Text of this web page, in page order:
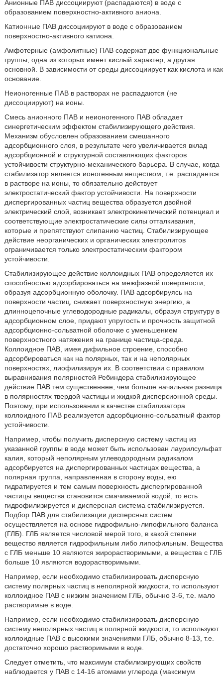
Анионные ПАВ диссоциируют (распадаются) в воде с
образованием поверхностно-активного аниона.
Катионные ПАВ диссоциируют в воде с образованием
поверхностно-активного катиона.
Амфотерные (амфолитные) ПАВ содержат две функциональные
группы, одна из которых имеет кислый характер, а другая
основной. В зависимости от среды диссоциирует как кислота и как
основание.
Неионогенные ПАВ в растворах не распадаются (не
диссоциируют) на ионы.
Смесь анионного ПАВ и неионогенного ПАВ обладает
синергетическим эффектом стабилизирующего действия.
Механизм обусловлен образованием смешанного
адсорбционного слоя, в результате чего увеличивается вклад
адсорбционной и структурной составляющих факторов
устойчивости структурно-механического барьера. В случае, когда
стабилизатор является ионогенным веществом, т.е. распадается
в растворе на ионы, то обязательно действует
электростатический фактор устойчивости. На поверхности
диспергированных частиц вещества образуется двойной
электрический слой, возникает электрокинетический потенциал и
соответствующие электростатические силы отталкивания,
которые и препятствуют слипанию частиц. Стабилизирующее
действие неорганических и органических электролитов
ограничивается только электростатическим фактором
устойчивости.
Стабилизирующее действие коллоидных ПАВ определяется их
способностью адсорбироваться на межфазной поверхности,
образуя адсорбционную оболочку. ПАВ адсорбируясь на
поверхности частиц, снижает поверхностную энергию, а
длинноцепочные углеводородные радикалы, образуя структуру в
адсорбционном слое, придают упругость и прочность защитной
адсорбционно-сольватной оболочке с уменьшением
поверхностного натяжения на границе частица-среда.
Коллоидное ПАВ, имея дифильное строение, способно
адсорбироваться как на полярных, так и на неполярных
поверхностях, лиофилизируя их. В соответствии с правилом
выравнивания полярностей Ребиндера стабилизирующее
действие ПАВ тем существеннее, чем больше начальная разница
в полярностях твердой частицы и жидкой дисперсионной среды.
Поэтому, при использовании в качестве стабилизатора
коллоидного ПАВ реализуется адсорбционно-сольватный фактор
устойчивости.
Например, чтобы получить дисперсную систему частиц из
указанной группы в воде может быть использован лаурилсульфат
калия, который неполярным углеводородным радикалом
адсорбируется на диспергированных частицах вещества, а
полярная группа, направленная в сторону воды, ею
гидратируется и тем самым поверхность диспергированной
частицы вещества становится смачиваемой водой, то есть
гидрофилизируется и дисперсная система стабилизируется.
Подбор ПАВ для стабилизации дисперсных систем
осуществляется на основе гидрофильно-липофильного баланса
(ГЛБ). ГЛБ является числовой мерой того, в какой степени
вещество является гидрофильным либо липофильным. Вещества
с ГЛБ меньше 10 являются жирорастворимыми, а вещества с ГЛБ
больше 10 являются водорастворимыми.
Например, если необходимо стабилизировать дисперсную
систему полярных частиц в неполярной жидкости, то используют
коллоидное ПАВ с низким значением ГЛБ, обычно 3-6, т.е. мало
растворимые в воде.
Например, если необходимо стабилизировать дисперсную
систему неполярных частиц в полярной жидкости, то используют
коллоидные ПАВ с высокими значениями ГЛБ, обычно 8-13, т.е.
достаточно хорошо растворимыми в воде.
Следует отметить, что максимум стабилизирующих свойств
наблюдается у ПАВ с 14-16 атомами углерода (максимум